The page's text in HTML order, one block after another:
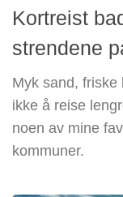
Kortreist
strendene
Myk sand,
ikke å reise
noen av mine
kommuner.